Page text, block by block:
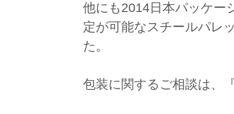
他にも2014日本パッケー
定が可能なスチールパレ
た。
包装に関するご相談は、